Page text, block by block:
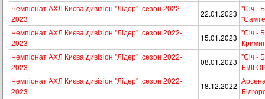
Чемпіонат АХЛ Києва,дивізіон "Лiдер" ,сезон 2022-
2023
22.01.2023
"Сiч -
Чемпіонат АХЛ Києва,дивізіон "Лiдер" ,сезон 2022-
2023
15.01.2023
"Сiч -
Чемпіонат АХЛ Києва,дивізіон "Лiдер" ,сезон 2022-
2023
08.01.2023
"Сiч -
Чемпіонат АХЛ Києва,дивізіон "Лiдер" ,сезон 2022-
2023
18.12.2022